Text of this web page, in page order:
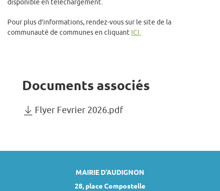
disponible en téléchargement.
Pour plus d’informations, rendez-vous sur le site de la
communauté de communes en cliquant ICI.
Documents associés
Flyer Fevrier 2026.pdf
MAIRIE D'AUDIGNON
28, place Compostelle